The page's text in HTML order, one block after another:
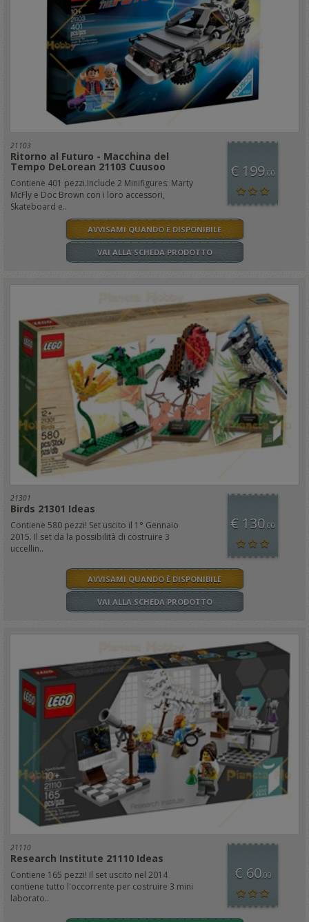
21103
Ritorno al Futuro - Macchina del
Tempo DeLorean 21103 Cuusoo
Contiene 401 pezzi.Include 2 Minifigures: Marty
McFly e Doc Brown con i loro accessori,
Skateboard e..
€ 199,00
AVVISAMI QUANDO È DISPONIBILE
VAI ALLA SCHEDA PRODOTTO
21301
Birds 21301 Ideas
Contiene 580 pezzi! Set uscito il 1° Gennaio
2015. Il set da la possibilità di costruire 3
uccellin..
€ 130,00
AVVISAMI QUANDO È DISPONIBILE
VAI ALLA SCHEDA PRODOTTO
21110
Research Institute 21110 Ideas
Contiene 165 pezzi! Il set uscito nel 2014
contiene tutto l'occorrente per costruire 3 mini
laborato..
€ 60,00